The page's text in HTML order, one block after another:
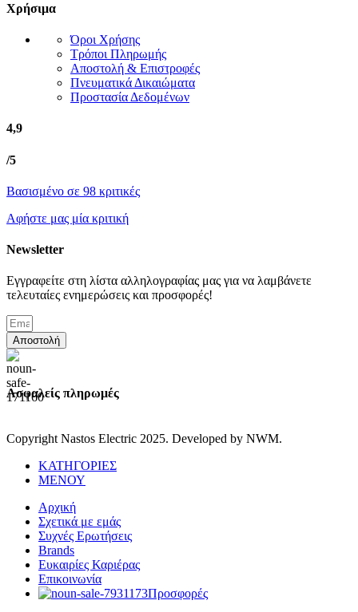
Χρήσιμα
Όροι Χρήσης
Τρόποι Πληρωμής
Αποστολή & Επιστροφές
Πνευματικά Δικαιώματα
Προστασία Δεδομένων
4,9
/5
Βασισμένο σε 98 κριτικές
Αφήστε μας μία κριτική
Newsletter
Εγγραφείτε στη λίστα αλληλογραφίας μας για να λαμβάνετε
τελευταίες ενημερώσεις και προσφορές!
Αποστολή
Ασφαλείς πληρωμές
Copyright Nastos Electric 2025. Developed by NWM.
ΚΑΤΗΓΟΡΙΕΣ
ΜΕΝΟΥ
Αρχική
Σχετικά με εμάς
Συχνές Ερωτήσεις
Brands
Ευκαιρίες Καριέρας
Επικοινωνία
Προσφορές